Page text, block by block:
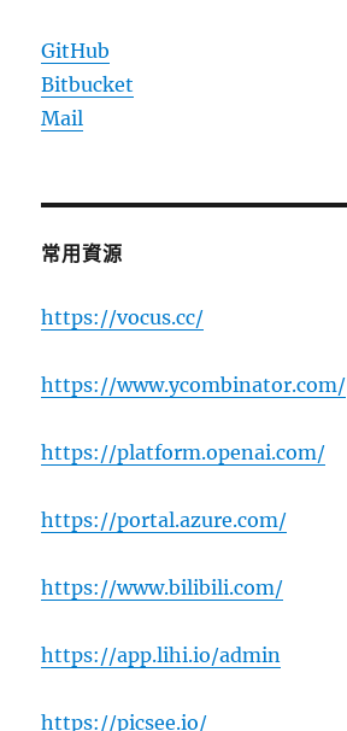
GitHub
Bitbucket
Mail
常用資源
https://vocus.cc/
https://www.ycombinator.com/
https://platform.openai.com/
https://portal.azure.com/
https://www.bilibili.com/
https://app.lihi.io/admin
https://picsee.io/